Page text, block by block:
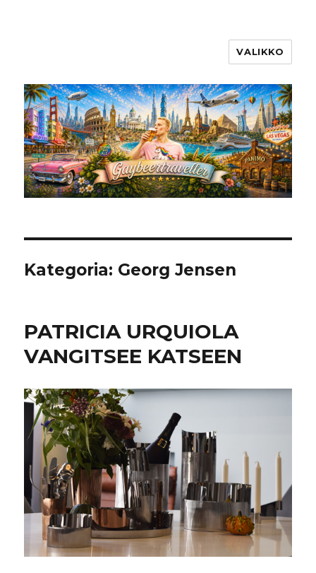
VALIKKO
Kategoria: Georg Jensen
PATRICIA URQUIOLA
VANGITSEE KATSEEN